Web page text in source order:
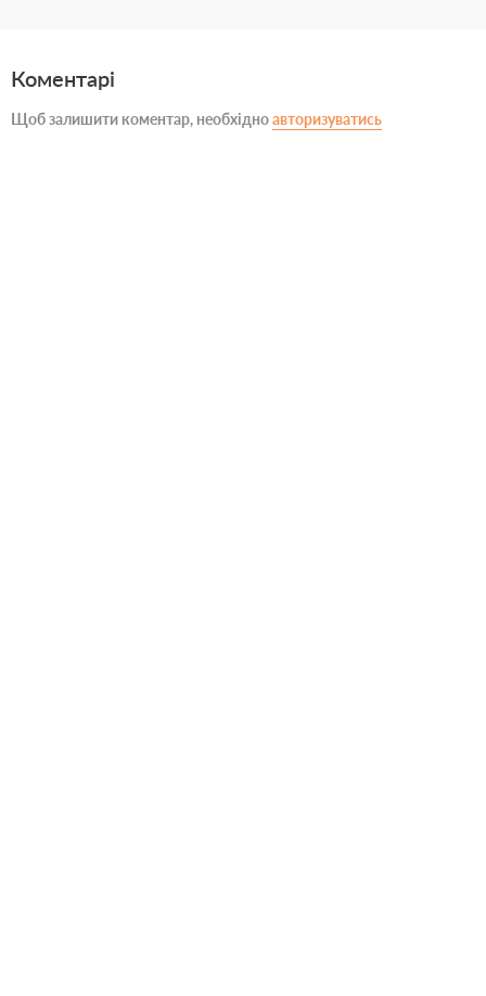
Коментарі
Щоб залишити коментар, необхідноавторизуватись